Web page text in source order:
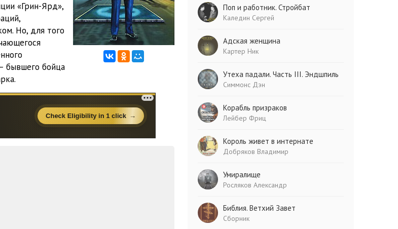
04:29
04:24
07:18
«Грин-Ярд»,
Но, для того
бывшего бойца
Поп и работник. Стройбат
Каледин Сергей
Адская женщина
Картер Ник
Утеха падали. Часть III. Эндшпиль
Симмонс Дэн
Корабль призраков
Лейбер Фриц
Король живет в интернате
Добряков Владимир
Умиралище
Росляков Александр
Библия. Ветхий Завет
Сборник